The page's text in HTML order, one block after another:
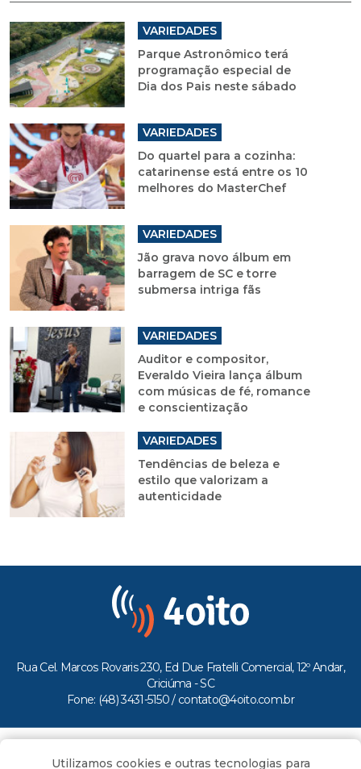
VARIEDADES
Parque Astronômico terá
programação especial de
Dia dos Pais neste sábado
VARIEDADES
Do quartel para a cozinha:
catarinense está entre os 10
melhores do MasterChef
VARIEDADES
Jão grava novo álbum em
barragem de SC e torre
submersa intriga fãs
VARIEDADES
Auditor e compositor,
Everaldo Vieira lança álbum
com músicas de fé, romance
e conscientização
VARIEDADES
Tendências de beleza e
estilo que valorizam a
autenticidade
Rua Cel. Marcos Rovaris 230, Ed Due Fratelli Comercial, 12º Andar,
Criciúma - SC
Fone: (48) 3431-5150 / contato@4oito.com.br
Todos os direitos reservados ao Portal 4oito
Utilizamos cookies e outras tecnologias para